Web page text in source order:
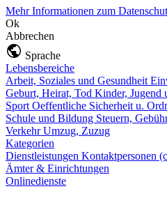
Mehr Informationen zum
Ok
Abbrechen
Sprache
Lebensbereiche
Arbeit, Soziales und Gesundheit
Geburt, Heirat, Tod Kinder, Jugend
Sport Oeffentliche Sicherheit u.
Schule und Bildung Steuern,
VerkehrUmzug, Zuzug
Kategorien
Dienstleistungen Kontaktpersonen
Ämter & Einrichtungen
Onlinedienste